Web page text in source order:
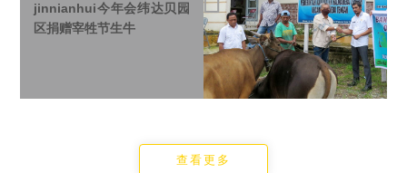
jinnianhui今年会纬达贝园
区捐赠宰牲节生牛
查看更多